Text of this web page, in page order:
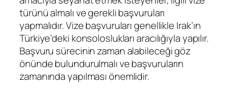
türünü almalı ve gerekli başvuruları
yapmalıdır. Vize başvuruları genellikle Irak’ın
Türkiye’deki konsoloslukları aracılığıyla yapılır.
Başvuru sürecinin zaman alabileceği göz
önünde bulundurulmalı ve başvuruların
zamanında yapılması önemlidir.